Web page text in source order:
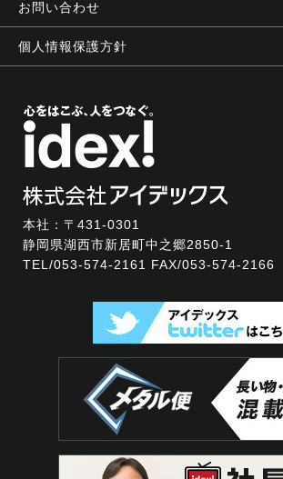
お問い合わせ
個人情報保護方針
本社：〒431-0301
静岡県湖西市新居町中之郷2850-1
TEL/053-574-2161 FAX/053-574-2166